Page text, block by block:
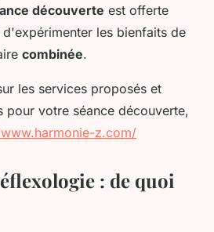
découverte est offerte
les bienfaits de
combinée.
les services proposés et
pour votre séance découverte,
z.com/
éflexologie : de quoi